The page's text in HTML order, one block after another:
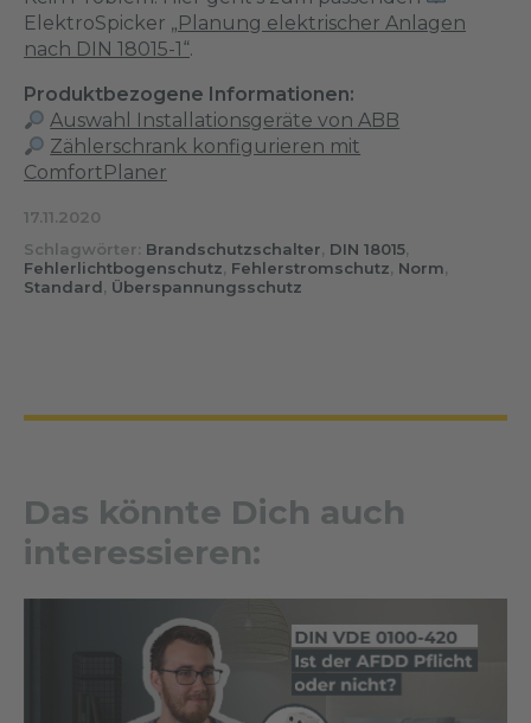
ElektroSpicker „Planung elektrischer Anlagen
nach DIN 18015-1“.
Produktbezogene Informationen:
Auswahl Installationsgeräte von ABB
Zählerschrank konfigurieren mit
ComfortPlaner
17.11.2020
Schlagwörter: Brandschutzschalter, DIN 18015,
Fehlerlichtbogenschutz, Fehlerstromschutz, Norm,
Standard, Überspannungsschutz
Das könnte Dich auch
interessieren: